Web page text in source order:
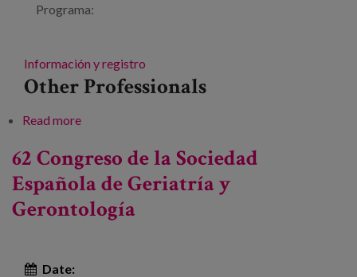
Programa:
Información y registro
Other Professionals
Read moreabout Fragilidades vitales y resiliencias
62 Congreso de la Sociedad
Española de Geriatría y
Gerontología
Date: